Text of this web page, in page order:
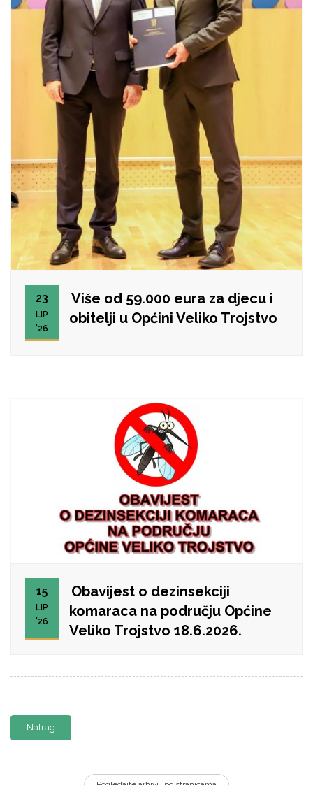
23
LIP
'26
Više od 59.000 eura za djecu i
obitelji u Općini Veliko Trojstvo
15
LIP
'26
Obavijest o dezinsekciji
komaraca na području Općine
Veliko Trojstvo 18.6.2026.
Natrag